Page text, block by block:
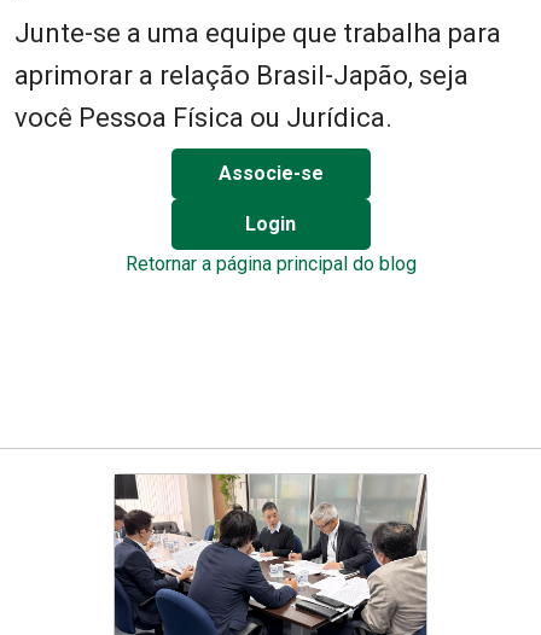
Junte-se a uma equipe que trabalha para
aprimorar a relação Brasil-Japão, seja
você Pessoa Física ou Jurídica.
Associe-se
Login
Retornar a página principal do blog